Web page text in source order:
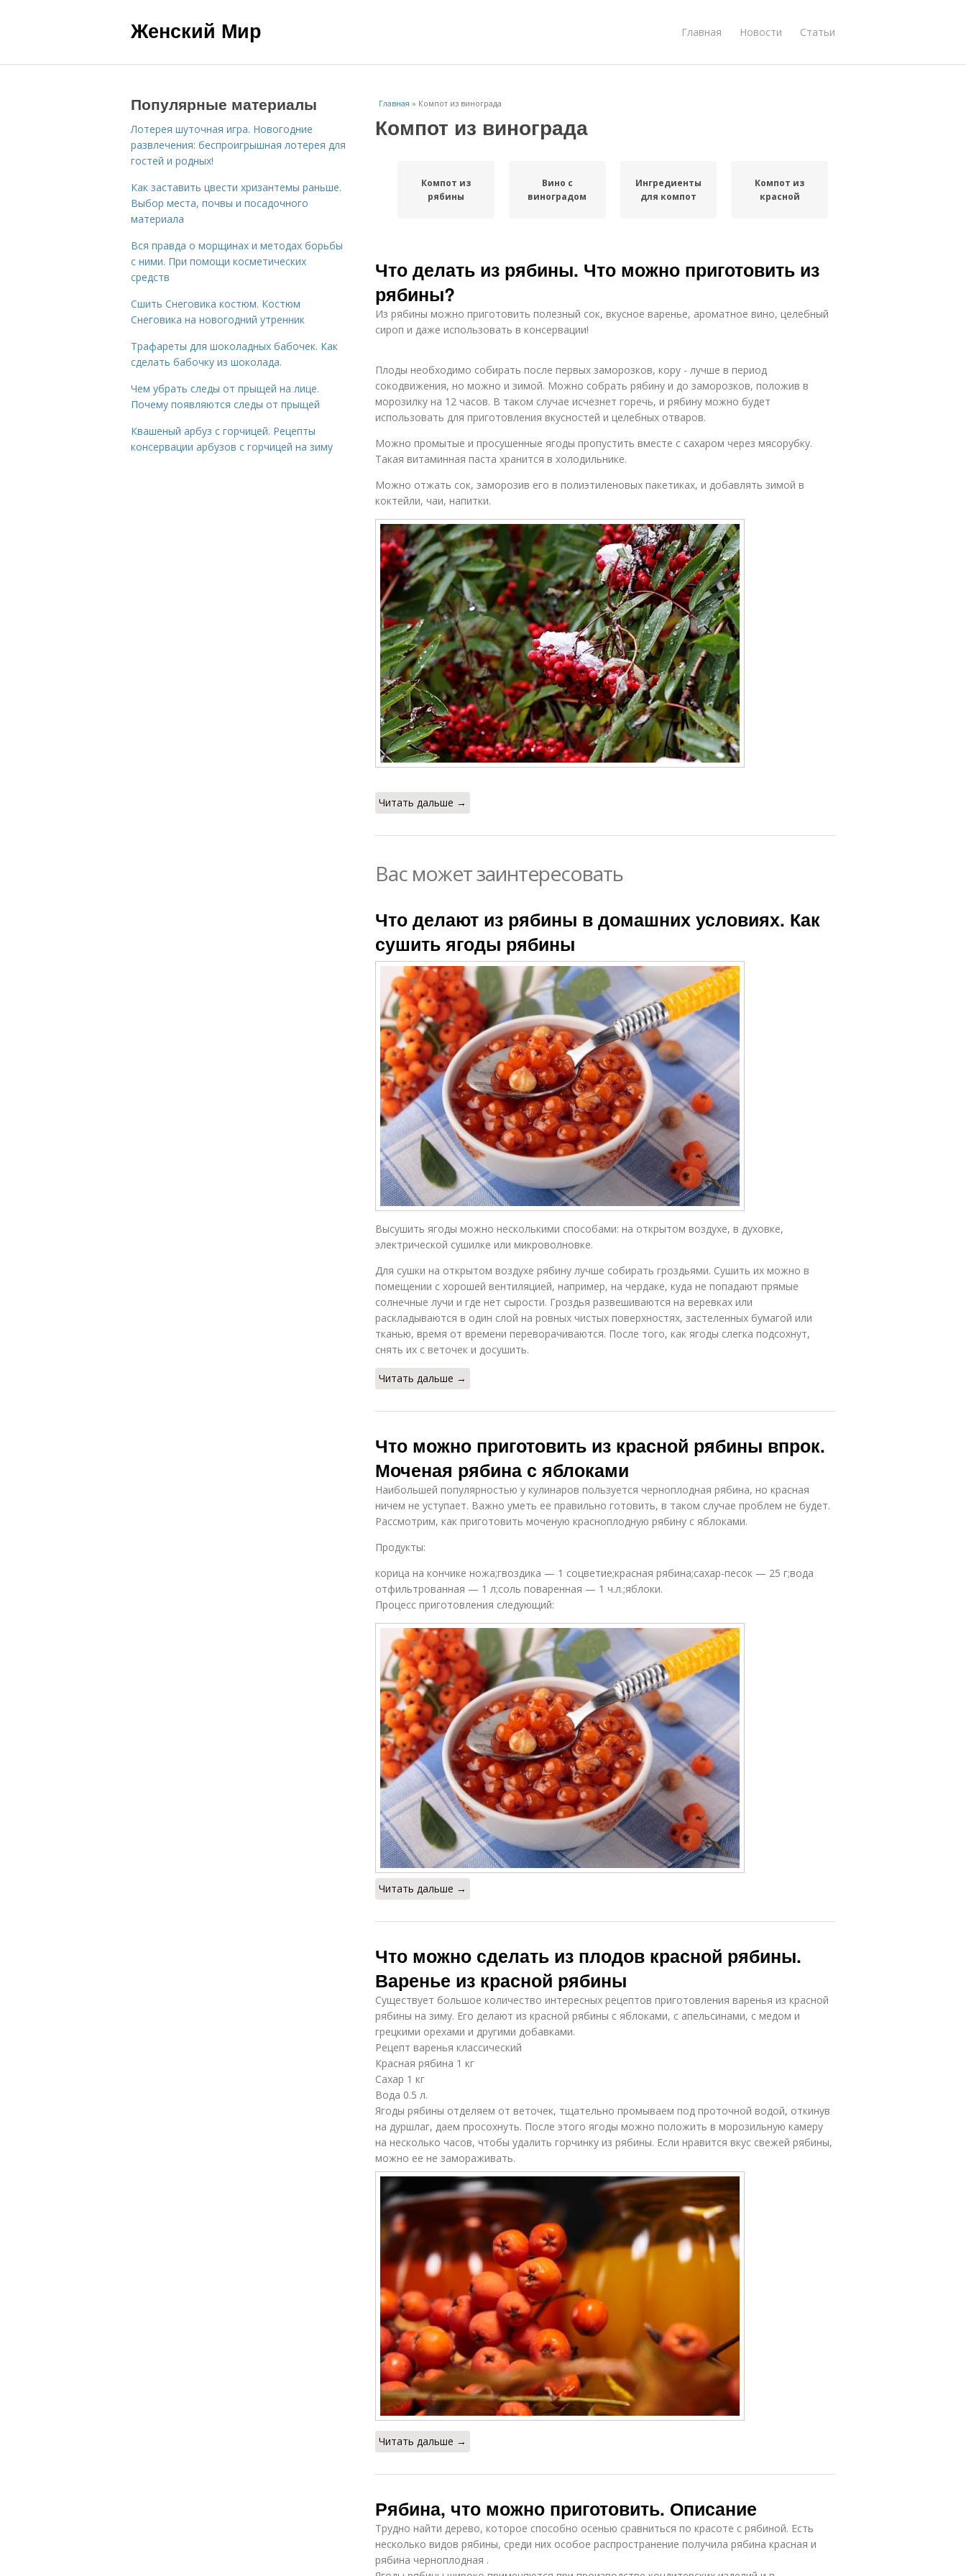
Женский Мир Главная Новости Статьи
Главная » Компот из винограда
Компот из винограда
Компот из
рябины
Вино с
виноградом
Ингредиенты
для компот
Компот из
красной
Что делать из рябины. Что можно приготовить из
рябины?
Из рябины можно приготовить полезный сок, вкусное варенье, ароматное вино, целебный
сироп и даже использовать в консервации!
Плоды необходимо собирать после первых заморозков, кору - лучше в период
сокодвижения, но можно и зимой. Можно собрать рябину и до заморозков, положив в
морозилку на 12 часов. В таком случае исчезнет горечь, и рябину можно будет
использовать для приготовления вкусностей и целебных отваров.
Можно промытые и просушенные ягоды пропустить вместе с сахаром через мясорубку.
Такая витаминная паста хранится в холодильнике.
Можно отжать сок, заморозив его в полиэтиленовых пакетиках, и добавлять зимой в
коктейли, чаи, напитки.
Читать дальше →
Вас может заинтересовать
Что делают из рябины в домашних условиях. Как
сушить ягоды рябины
Высушить ягоды можно несколькими способами: на открытом воздухе, в духовке,
электрической сушилке или микроволновке.
Для сушки на открытом воздухе рябину лучше собирать гроздьями. Сушить их можно в
помещении с хорошей вентиляцией, например, на чердаке, куда не попадают прямые
солнечные лучи и где нет сырости. Гроздья развешиваются на веревках или
раскладываются в один слой на ровных чистых поверхностях, застеленных бумагой или
тканью, время от времени переворачиваются. После того, как ягоды слегка подсохнут,
снять их с веточек и досушить.
Читать дальше →
Что можно приготовить из красной рябины впрок.
Моченая рябина с яблоками
Наибольшей популярностью у кулинаров пользуется черноплодная рябина, но красная
ничем не уступает. Важно уметь ее правильно готовить, в таком случае проблем не будет.
Рассмотрим, как приготовить моченую красноплодную рябину с яблоками.
Продукты:
корица на кончике ножа;гвоздика — 1 соцветие;красная рябина;сахар-песок — 25 г;вода
отфильтрованная — 1 л;соль поваренная — 1 ч.л.;яблоки.
Процесс приготовления следующий:
Читать дальше →
Что можно сделать из плодов красной рябины.
Варенье из красной рябины
Существует большое количество интересных рецептов приготовления варенья из красной
рябины на зиму. Его делают из красной рябины с яблоками, с апельсинами, с медом и
грецкими орехами и другими добавками.
Рецепт варенья классический
Красная рябина 1 кг
Сахар 1 кг
Вода 0.5 л.
Ягоды рябины отделяем от веточек, тщательно промываем под проточной водой, откинув
на дуршлаг, даем просохнуть. После этого ягоды можно положить в морозильную камеру
на несколько часов, чтобы удалить горчинку из рябины. Если нравится вкус свежей рябины,
можно ее не замораживать.
Читать дальше →
Рябина, что можно приготовить. Описание
Трудно найти дерево, которое способно осенью сравниться по красоте с рябиной. Есть
несколько видов рябины, среди них особое распространение получила рябина красная и
рябина черноплодная .
Популярные материалы
Лотерея шуточная игра. Новогодние
развлечения: беспроигрышная лотерея для
гостей и родных!
Как заставить цвести хризантемы раньше.
Выбор места, почвы и посадочного
материала
Вся правда о морщинах и методах борьбы
с ними. При помощи косметических
средств
Сшить Снеговика костюм. Костюм
Снеговика на новогодний утренник
Трафареты для шоколадных бабочек. Как
сделать бабочку из шоколада.
Чем убрать следы от прыщей на лице.
Почему появляются следы от прыщей
Квашеный арбуз с горчицей. Рецепты
консервации арбузов с горчицей на зиму